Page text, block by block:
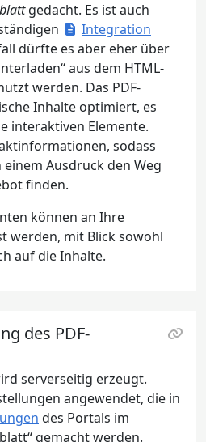
gedacht. Es ist auch
Integration
dürfte es aber eher über
aus dem HTML-
werden. Das PDF-
Inhalte optimiert, es
interaktiven Elemente.
sodass
Ausdruck den Weg
finden.
können an Ihre
werden, mit Blick sowohl
auf die Inhalte.
des PDF-
serverseitig erzeugt.
angewendet, die in
des Portals im
gemacht werden.